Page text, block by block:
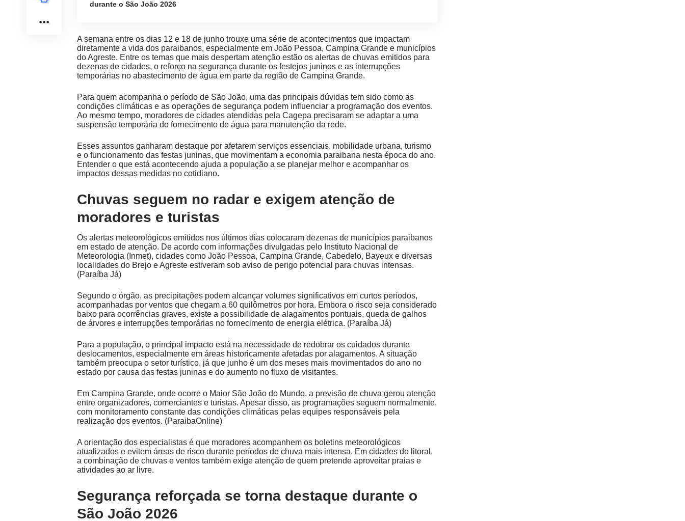
durante o São João 2026
A semana entre os dias 12 e 18 de junho trouxe uma série de acontecimentos que impactam
diretamente a vida dos paraibanos, especialmente em João Pessoa, Campina Grande e municípios
do Agreste. Entre os temas que mais despertam atenção estão os alertas de chuvas emitidos para
dezenas de cidades, o reforço na segurança durante os festejos juninos e as interrupções
temporárias no abastecimento de água em parte da região de Campina Grande.
Para quem acompanha o período de São João, uma das principais dúvidas tem sido como as
condições climáticas e as operações de segurança podem influenciar a programação dos eventos.
Ao mesmo tempo, moradores de cidades atendidas pela Cagepa precisaram se adaptar a uma
suspensão temporária do fornecimento de água para manutenção da rede.
Esses assuntos ganharam destaque por afetarem serviços essenciais, mobilidade urbana, turismo
e o funcionamento das festas juninas, que movimentam a economia paraibana nesta época do ano.
Entender o que está acontecendo ajuda a população a se planejar melhor e acompanhar os
impactos dessas medidas no cotidiano.
Chuvas seguem no radar e exigem atenção de
moradores e turistas
Os alertas meteorológicos emitidos nos últimos dias colocaram dezenas de municípios paraibanos
em estado de atenção. De acordo com informações divulgadas pelo Instituto Nacional de
Meteorologia (Inmet), cidades como João Pessoa, Campina Grande, Cabedelo, Bayeux e diversas
localidades do Brejo e Agreste estiveram sob aviso de perigo potencial para chuvas intensas.
(Paraíba Já)
Segundo o órgão, as precipitações podem alcançar volumes significativos em curtos períodos,
acompanhadas por ventos que chegam a 60 quilômetros por hora. Embora o risco seja considerado
baixo para ocorrências graves, existe a possibilidade de alagamentos pontuais, queda de galhos
de árvores e interrupções temporárias no fornecimento de energia elétrica. (Paraíba Já)
Para a população, o principal impacto está na necessidade de redobrar os cuidados durante
deslocamentos, especialmente em áreas historicamente afetadas por alagamentos. A situação
também preocupa o setor turístico, já que junho é um dos meses mais movimentados do ano no
estado por causa das festas juninas e do aumento no fluxo de visitantes.
Em Campina Grande, onde ocorre o Maior São João do Mundo, a previsão de chuva gerou atenção
entre organizadores, comerciantes e turistas. Apesar disso, as programações seguem normalmente,
com monitoramento constante das condições climáticas pelas equipes responsáveis pela
realização dos eventos. (ParaibaOnline)
A orientação dos especialistas é que moradores acompanhem os boletins meteorológicos
atualizados e evitem áreas de risco durante períodos de chuva mais intensa. Em cidades do litoral,
a combinação de chuvas e ventos também exige atenção de quem pretende aproveitar praias e
atividades ao ar livre.
Segurança reforçada se torna destaque durante o
São João 2026